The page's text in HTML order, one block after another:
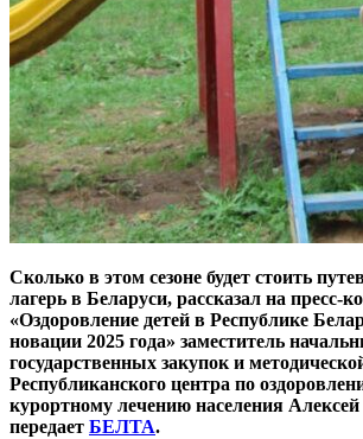
Сколько в этом сезоне будет стоить
лагерь в Беларуси, рассказал на пресс-
«Оздоровление детей в Республике
новации 2025 года» заместитель
государственных закупок и
Республиканского центра по
курортному лечению населения
передает БЕЛТА.